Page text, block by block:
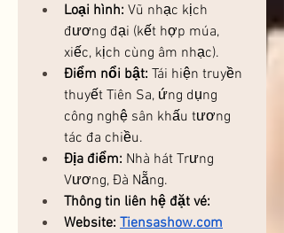
Loại hình: Vũ nhạc kịch
đương đại (kết hợp múa,
xiếc, kịch cùng âm nhạc).
Điểm nổi bật: Tái hiện truyền
thuyết Tiên Sa, ứng dụng
công nghệ sân khấu tương
tác đa chiều.
Địa điểm: Nhà hát Trưng
Vương, Đà Nẵng.
Thông tin liên hệ đặt vé:
Website: Tiensashow.com